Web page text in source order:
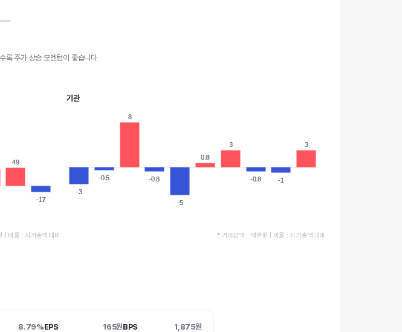
록 주가 상승 모멘텀이 좋습니다
49
49
-17
-17
| 비율 : 시가총액대비
기관
-3
-3
-0.5
-0.5
8
8
-0.8
-0.8
-5
-5
0.8
0.8
3
3
-0.8
-0.8 -1
-1
3
3
* 거래금액 : 백만원 | 비율 : 시가총액대비
8.79%EPS 165원BPS 1,875원